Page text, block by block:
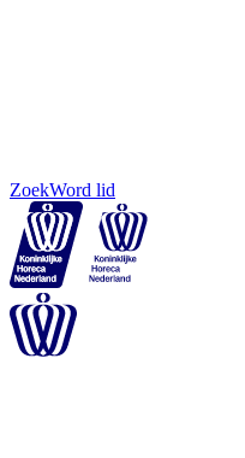
ZoekWord lid